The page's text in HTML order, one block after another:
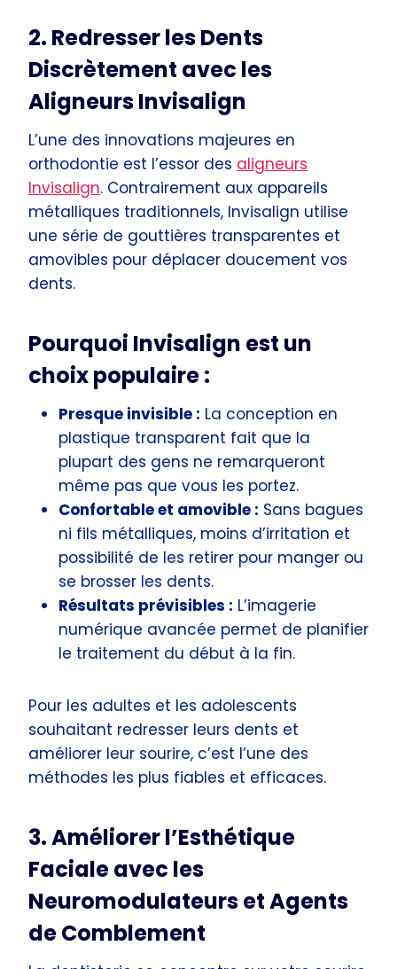
2. Redresser les Dents
Discrètement avec les
Aligneurs Invisalign
L’une des innovations majeures en
orthodontie est l’essor des aligneurs
Invisalign. Contrairement aux appareils
métalliques traditionnels, Invisalign utilise
une série de gouttières transparentes et
amovibles pour déplacer doucement vos
dents.
Pourquoi Invisalign est un
choix populaire :
Presque invisible : La conception en
plastique transparent fait que la
plupart des gens ne remarqueront
même pas que vous les portez.
Confortable et amovible : Sans bagues
ni fils métalliques, moins d’irritation et
possibilité de les retirer pour manger ou
se brosser les dents.
Résultats prévisibles : L’imagerie
numérique avancée permet de planifier
le traitement du début à la fin.
Pour les adultes et les adolescents
souhaitant redresser leurs dents et
améliorer leur sourire, c’est l’une des
méthodes les plus fiables et efficaces.
3. Améliorer l’Esthétique
Faciale avec les
Neuromodulateurs et Agents
de Comblement